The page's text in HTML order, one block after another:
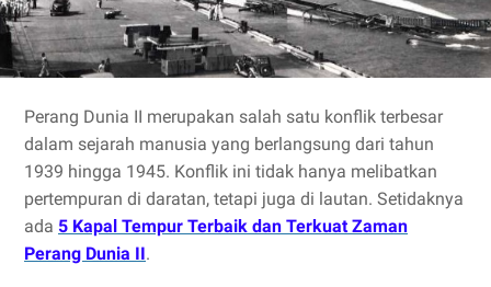
Perang Dunia II merupakan salah satu konflik terbesar
dalam sejarah manusia yang berlangsung dari tahun
1939 hingga 1945. Konflik ini tidak hanya melibatkan
pertempuran di daratan, tetapi juga di lautan. Setidaknya
ada 5 Kapal Tempur Terbaik dan Terkuat Zaman
Perang Dunia II.